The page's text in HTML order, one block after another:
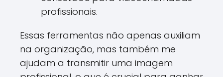
profissionais.
Essas ferramentas não apenas auxiliam
na organização, mas também me
ajudam a transmitir uma imagem